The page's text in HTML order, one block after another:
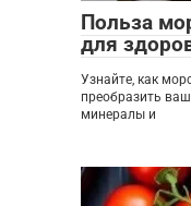
Польза
для
Узнайте, как
преобразить
минералы и